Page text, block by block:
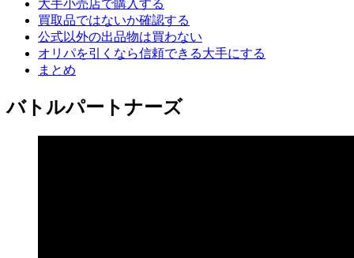
大手小売店で購入する
買取品ではないか確認する
公式以外の出品物は買わない
オリパを引くなら信頼できる大手にする
まとめ
バトルパートナーズ